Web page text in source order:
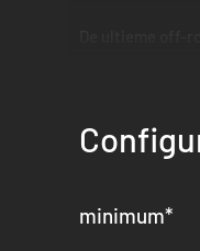
minimum*